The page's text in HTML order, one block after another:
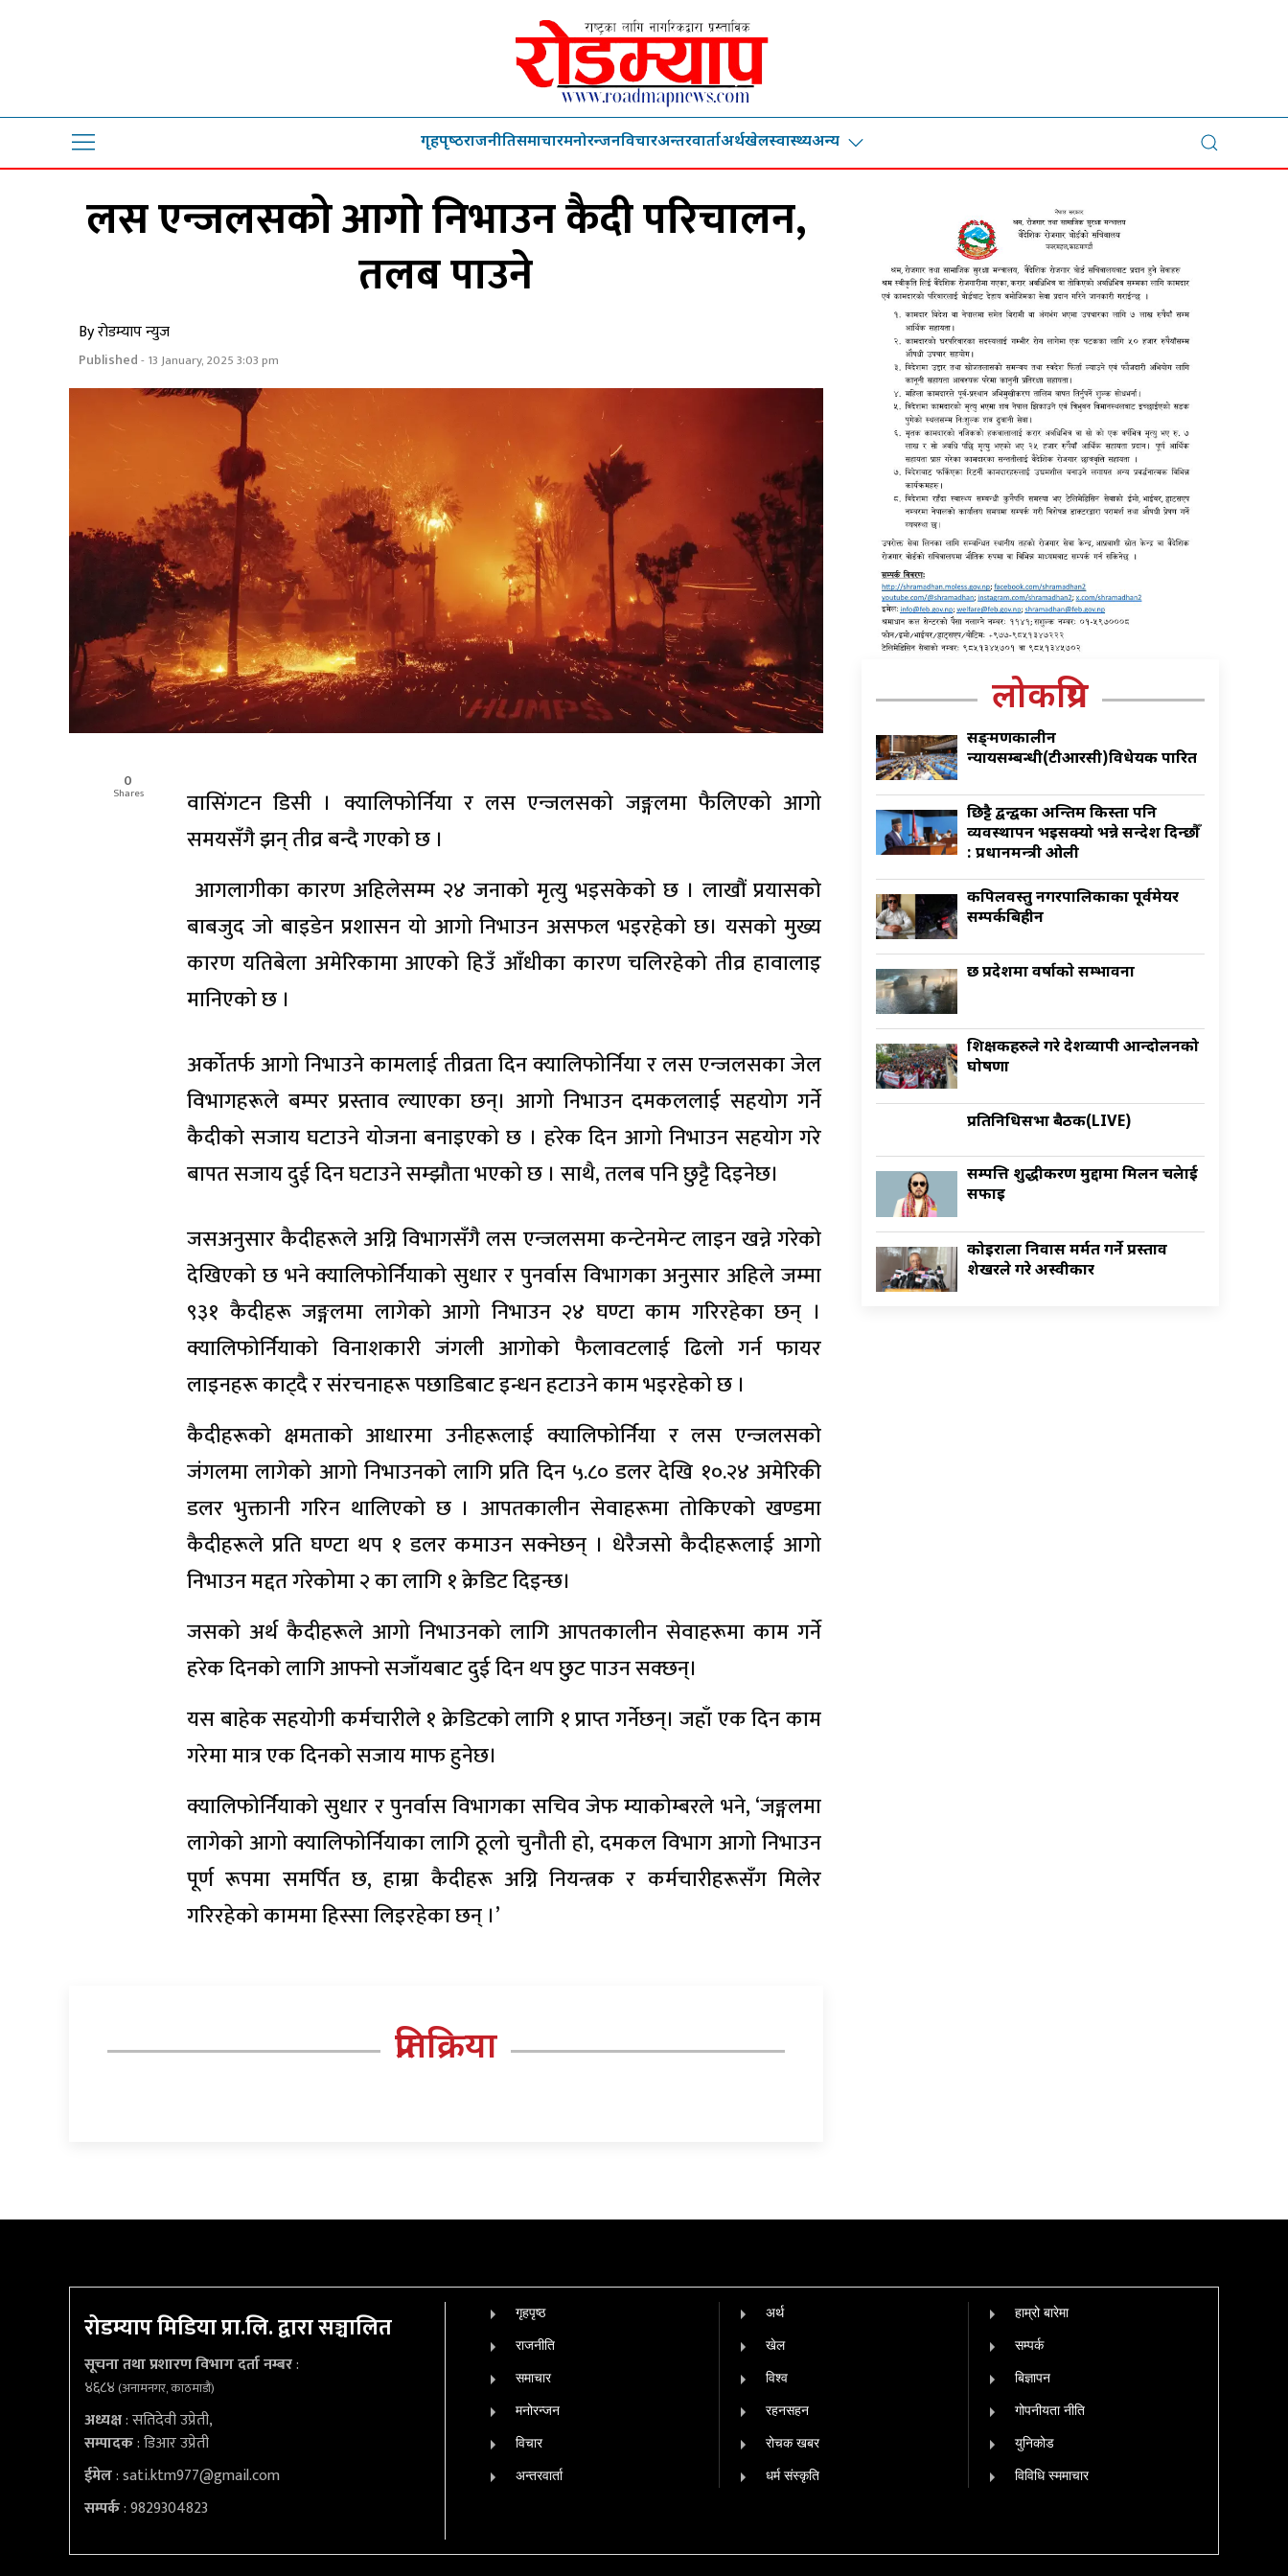
गृहपृष्‍ठराजनीतिसमाचारमनोरन्जनविचारअन्तरवार्ताअर्थखेलस्वास्थ्यअन्य
लस एन्जलसको आगो निभाउन कैदी परिचालन,
तलब पाउने
By रोडम्याप न्युज
Published- 13 January, 2025 3:03 pm
0
Shares
वासिंगटन डिसी । क्यालिफोर्निया र लस एन्जलसको जङ्गलमा फैलिएको आगो
समयसँगै झन् तीव्र बन्दै गएको छ ।
आगलागीका कारण अहिलेसम्म २४ जनाको मृत्यु भइसकेको छ । लाखौं प्रयासको
बाबजुद जो बाइडेन प्रशासन यो आगो निभाउन असफल भइरहेको छ। यसको मुख्य
कारण यतिबेला अमेरिकामा आएको हिउँ आँधीका कारण चलिरहेको तीव्र हावालाइ
मानिएको छ ।
अर्कोतर्फ आगो निभाउने कामलाई तीव्रता दिन क्यालिफोर्निया र लस एन्जलसका जेल
विभागहरूले बम्पर प्रस्ताव ल्याएका छन्। आगो निभाउन दमकललाई सहयोग गर्ने
कैदीको सजाय घटाउने योजना बनाइएको छ । हरेक दिन आगो निभाउन सहयोग गरे
बापत सजाय दुई दिन घटाउने सम्झौता भएको छ । साथै, तलब पनि छुट्टै दिइनेछ।
जसअनुसार कैदीहरूले अग्नि विभागसँगै लस एन्जलसमा कन्टेनमेन्ट लाइन खन्ने गरेको
देखिएको छ भने क्यालिफोर्नियाको सुधार र पुनर्वास विभागका अनुसार अहिले जम्मा
९३१ कैदीहरू जङ्गलमा लागेको आगो निभाउन २४ घण्टा काम गरिरहेका छन् ।
क्यालिफोर्नियाको विनाशकारी जंगली आगोको फैलावटलाई ढिलो गर्न फायर
लाइनहरू काट्दै र संरचनाहरू पछाडिबाट इन्धन हटाउने काम भइरहेको छ ।
कैदीहरूको क्षमताको आधारमा उनीहरूलाई क्यालिफोर्निया र लस एन्जलसको
जंगलमा लागेको आगो निभाउनको लागि प्रति दिन ५.८० डलर देखि १०.२४ अमेरिकी
डलर भुक्तानी गरिन थालिएको छ । आपतकालीन सेवाहरूमा तोकिएको खण्डमा
कैदीहरूले प्रति घण्टा थप १ डलर कमाउन सक्नेछन् । धेरैजसो कैदीहरूलाई आगो
निभाउन मद्दत गरेकोमा २ का लागि १ क्रेडिट दिइन्छ।
जसको अर्थ कैदीहरूले आगो निभाउनको लागि आपतकालीन सेवाहरूमा काम गर्ने
हरेक दिनको लागि आफ्नो सजाँयबाट दुई दिन थप छुट पाउन सक्छन्।
यस बाहेक सहयोगी कर्मचारीले १ क्रेडिटको लागि १ प्राप्त गर्नेछन्। जहाँ एक दिन काम
गरेमा मात्र एक दिनको सजाय माफ हुनेछ।
क्यालिफोर्नियाको सुधार र पुनर्वास विभागका सचिव जेफ म्याकोम्बरले भने, ‘जङ्गलमा
लागेको आगो क्यालिफोर्नियाका लागि ठूलो चुनौती हो, दमकल विभाग आगो निभाउन
पूर्ण रूपमा समर्पित छ, हाम्रा कैदीहरू अग्नि नियन्त्रक र कर्मचारीहरूसँग मिलेर
गरिरहेको काममा हिस्सा लिइरहेका छन् ।’
प्रतिक्रिया
लोकप्रिय
सङ्क्रमणकालीन
न्यायसम्बन्धी(टीआरसी)विधेयक पारित
छिट्टै द्वन्द्वका अन्तिम किस्ता पनि
व्यवस्थापन भइसक्यो भन्ने सन्देश दिन्छौँ
: प्रधानमन्त्री ओली
कपिलवस्तु नगरपालिकाका पूर्वमेयर
सम्पर्कबिहीन
छ प्रदेशमा वर्षाकाे सम्भावना
शिक्षकहरुले गरे देशव्यापी आन्दोलनको
घोषणा
प्रतिनिधिसभा बैठक(LIVE)
सम्पत्ति शुद्धीकरण मुद्दामा मिलन चक्रेलाई
सफाइ
कोइराला निवास मर्मत गर्ने प्रस्ताव
शेखरले गरे अस्वीकार
रोडम्याप मिडिया प्रा.लि. द्वारा सञ्चालित
सूचना तथा प्रशारण विभाग दर्ता नम्बर:
४६८४(अनामनगर, काठमाडौं)
अध्यक्ष: सतिदेवी उप्रेती,
सम्पादक: डिआर उप्रेती
ईमेल:sati.ktm977@gmail.com
सम्पर्क: 9829304823
गृहपृष्‍ठ
राजनीति
समाचार
मनोरन्जन
विचार
अन्तरवार्ता
अर्थ
खेल
विश्व
रहनसहन
रोचक खबर
धर्म संस्कृति
हाम्रो बारेमा
सम्पर्क
बिज्ञापन
गोपनीयता नीति
युनिकोड
विविधि स्ममाचार